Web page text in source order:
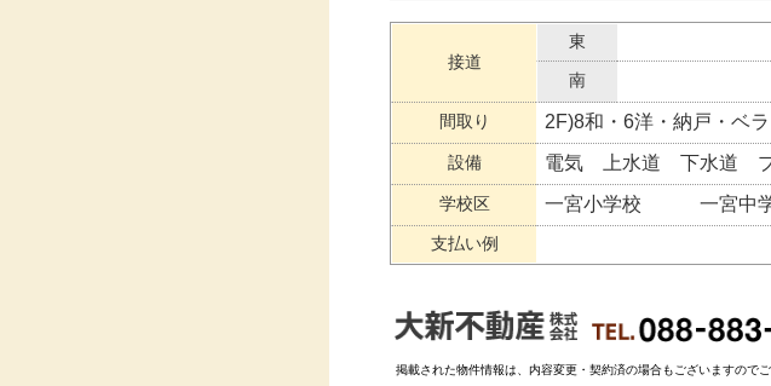
接道
東
南
間取り 2F)8和・6洋・納戸・
設備 電気 上水道 下水道 プ
学校区 一宮小学校 一宮中
支払い例
掲載された物件情報は、内容変更・契約済の場合もございますので